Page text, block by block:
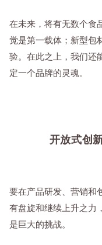
在未来，将有无数个食
觉是第一载体；新型包
验。在此之上，我们还
定一个品牌的灵魂。
开放式创
要在产品研发、营销和
有盘旋和继续上升之力
是巨大的挑战。